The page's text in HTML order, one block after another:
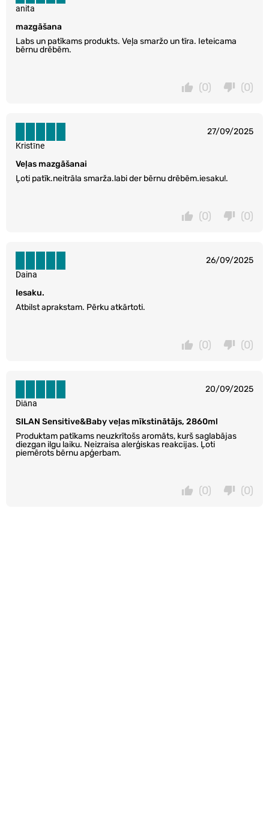
mazgāšana
Labs un patīkams produkts. Veļa smaržo un tīra. Ieteicama
bērnu drēbēm.
anita
(0)
(0)
27/09/2025
Veļas mazgāšanai
Ļoti patīk.neitrāla smarža.labi der bērnu drēbēm.iesaku!.
Kristīne
(0)
(0)
26/09/2025
Iesaku.
Atbilst aprakstam. Pērku atkārtoti.
Daina
(0)
(0)
20/09/2025
SILAN Sensitive&Baby veļas mīkstinātājs, 2860ml
Produktam patīkams neuzkrītošs aromāts, kurš saglabājas
diezgan ilgu laiku. Neizraisa alerģiskas reakcijas. Ļoti
piemērots bērnu apģerbam.
Diāna
(0)
(0)